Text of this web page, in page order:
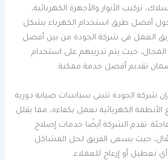
تركيب الأنوار والأجهزة الكهربائية،
أفضل طرق استخدام الكهرباء بشكل
العمل في شركة الجودة من بين أفضل
حيث يتم تدريبهم على استخدام
تقديم أفضل خدمة ممكنة.
شركة الجودة تتبنى سياسات صيانة دورية
الأنظمة الكهربائية تعمل بكفاءة، مما يقلل
تقدم الشركة أيضًا خدمات إصلاح
حيث يسعى الفريق لحل المشاكل
تعطيل أو إزعاج للعملاء.